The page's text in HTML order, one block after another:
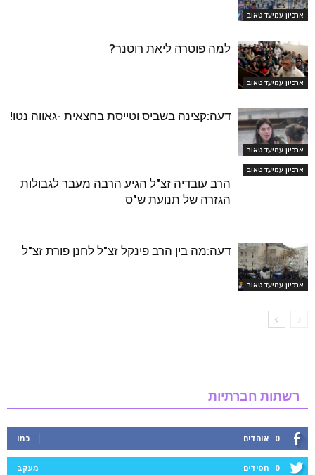
ארכיון עמיעד טאוב
ארכיון עמיעד טאוב
למה פוטרה ליאת רוטנר?
ארכיון עמיעד טאוב
דעה:קצינה בשביס וטייסת בחצאית -גאווה נטו!
ארכיון עמיעד טאוב
הרב עובדיה זצ"ל הגיע הרבה מעבר לגבולות
הגזרה של תנועת ש"ס
ארכיון עמיעד טאוב
דעה:מה בין הרב פינקל זצ"ל לחנן פורת זצ"ל
רשתות חברתיות
0 אוהדים כמו
0 חסידים מעקב